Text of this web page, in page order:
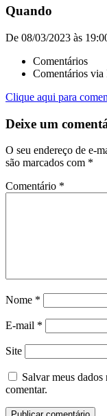
Quando
De 08/03/2023 às
Comentários
Comentários via
Clique aqui para
Deixe um
O seu endereço de e-
são marcados com *
Comentário *
Nome *
E-mail *
Site
Salvar meus
comentar.